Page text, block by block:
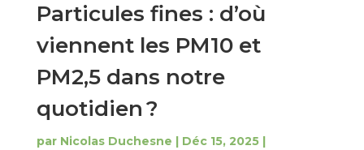
Particules fines : d’où
viennent les PM10 et
PM2,5 dans notre
quotidien ?
par Nicolas Duchesne | Déc 15, 2025|